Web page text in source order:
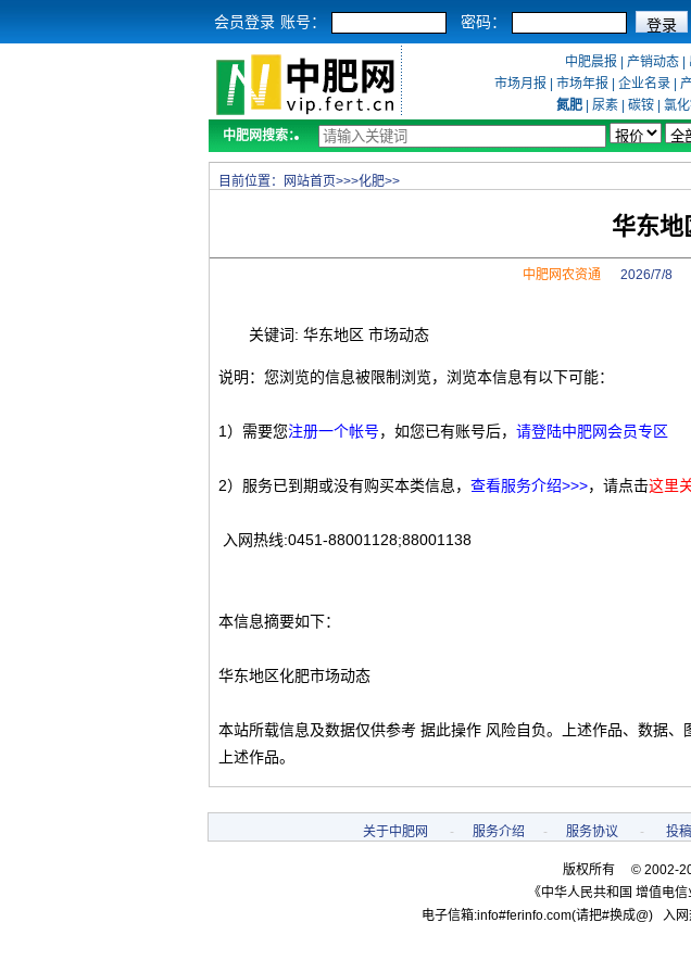
会员登录 账号： 密码：
中肥晨报 产销动态|
市场月报
市场年报 企业名录
氮肥
尿素 碳铵 氯
中肥网搜索：
目前位置： 网站首页>>>化肥>>
华东地
中肥网农资通2026/7/8
关键词: 华东地区 市场动态
说明：您浏览的信息被限制浏览，浏览本信息有以下可能：
1）需要您注册一个帐号，如您已有账号后， 请登陆中肥网会员专区
2）服务已到期或没有购买本类信息， 查看服务介绍>>>，请点击这里
入网热线:0451-88001128;88001138
本信息摘要如下：
华东地区化肥市场动态
本站所载信息及数据仅供参考 据此操作 风险自负。上述作品、数据
上述作品。
关于中肥网 - 服务介绍 - 服务协议 - 投
版权所有 © 2002-
《中华人民共和国 增值电
电子信箱:info#ferinfo.com(请把#换成@) 入